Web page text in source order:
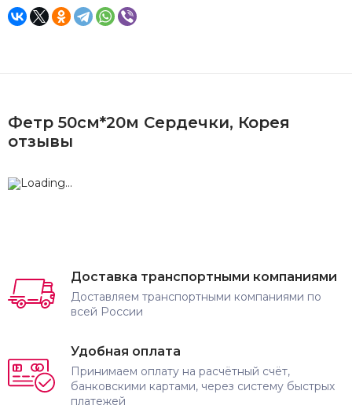
Фетр 50см*20м Сердечки, Корея
отзывы
Доставка транспортными компаниями
Доставляем транспортными компаниями по
всей России
Удобная оплата
Принимаем оплату на расчётный счёт,
банковскими картами, через систему быстрых
платежей